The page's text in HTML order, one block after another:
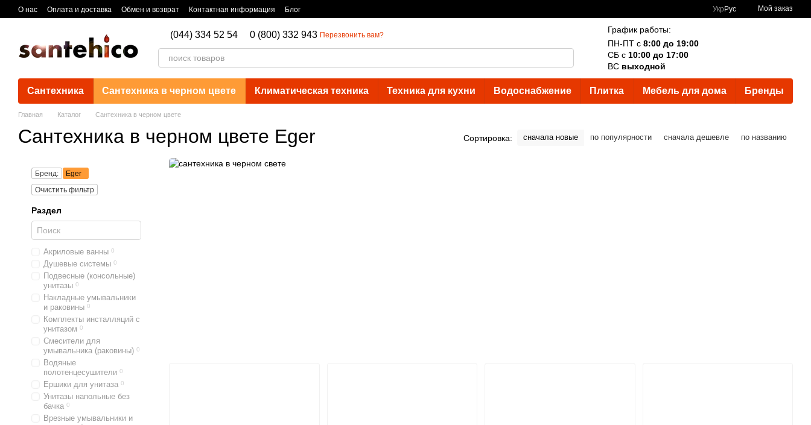
Перейти к основному контенту
О нас Оплата и доставка Обмен и возврат Контактная информация Блог Укр Рус Мой заказ
(044) 334 52 54 0 (800) 332 943 Перезвонить вам?
График работы:
ПН-ПТ с 8:00 до 19:00
СБ с 10:00 до 17:00
ВС выходной
Сантехника Сантехника в черном цвете Климатическая техника Техника для кухни Водоснабжение Плитка Мебель для дома Бренды
Главная Каталог Сантехника в черном цвете
Сантехника в черном цвете Eger Сортировка: сначала новые по популярности сначала дешевле по названию
Бренд:
Eger
Очистить фильтр
Раздел
Акриловые ванны 0
Душевые системы 0
Подвесные (консольные)
унитазы 0
Накладные умывальники
и раковины 0
Комплекты инсталляций с
унитазом 0
Смесители для
умывальника (раковины) 0
Водяные
полотенцесушители 0
Ершики для унитаза 0
Унитазы напольные без
бачка 0
Врезные умывальники и